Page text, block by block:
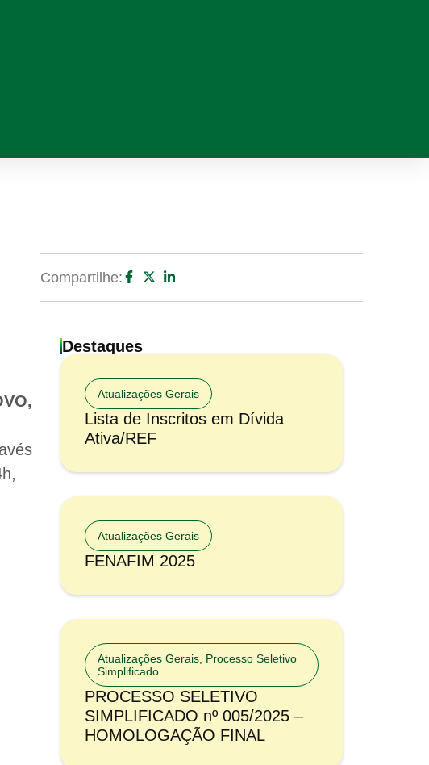
Compartilhe:
Destaques
Atualizações Gerais
Lista de Inscritos em Dívida
Ativa/REF
Atualizações Gerais
FENAFIM 2025
Atualizações Gerais Processo Seletivo
Simplificado
PROCESSO SELETIVO
SIMPLIFICADO nº 005/2025 –
HOMOLOGAÇÃO FINAL